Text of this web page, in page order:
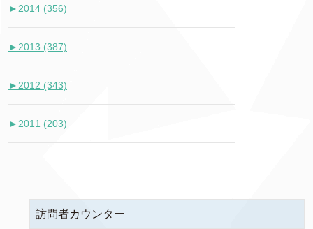
► 2014 (356)
► 2013 (387)
► 2012 (343)
► 2011 (203)
訪問者カウンター